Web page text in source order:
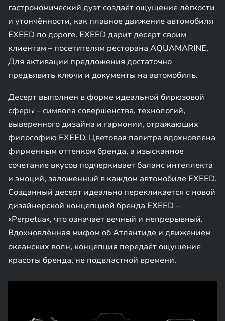
гастрономический дуэт создаёт ощущение лёгкости
и утончённости, как плавное движение автомобиля
EXEED по дороге. EXEED дарит десерт своим
клиентам – посетителям ресторана AQUAMARINE.
Для активации предложения достаточно
предъявить ключи и документы на автомобиль.
Десерт выполнен в форме идеальной бирюзовой
сферы – символа совершенства, технологий,
выверенного дизайна и гармонии, отражающих
философию EXEED. Цветовая палитра вдохновлена
фирменным оттенком бренда, а изысканное
сочетание вкусов подчеркивает баланс интеллекта
и эмоций, заложенный в каждом автомобиле EXEED.
Созданный десерт идеально перекликается с новой
дизайнерской концепцией бренда EXEED –
«Perpetua», что означает вечный и непрерывный.
Вдохновлённая мифом об Атлантиде и движением
океанских волн, концепция передаёт ощущение
красоты бренда, не подвластной времени.